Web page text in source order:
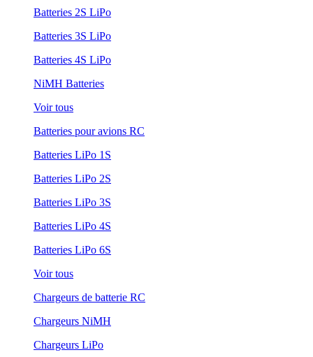
Batteries 2S LiPo
Batteries 3S LiPo
Batteries 4S LiPo
NiMH Batteries
Voir tous
Batteries pour avions RC
Batteries LiPo 1S
Batteries LiPo 2S
Batteries LiPo 3S
Batteries LiPo 4S
Batteries LiPo 6S
Voir tous
Chargeurs de batterie RC
Chargeurs NiMH
Chargeurs LiPo